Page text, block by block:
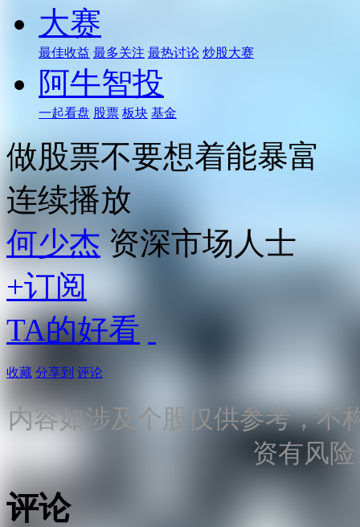
大赛
最佳收益 最多关注 最热讨论 炒股大赛
阿牛智投
一起看盘 股票 板块 基金
做股票不要想着能暴富
连续播放
何少杰 资深市场人士
+订阅
TA的好看
收藏 分享到 评论
内容如涉及个股仅供参考，不
资有风
评论